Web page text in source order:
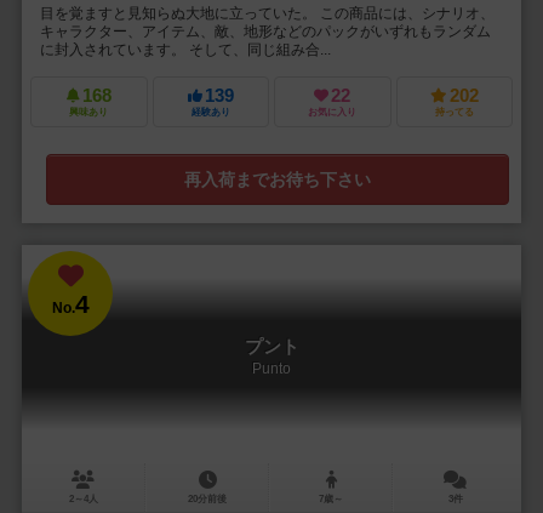
目を覚ますと見知らぬ大地に立っていた。 この商品には、シナリオ、
キャラクター、アイテム、敵、地形などのパックがいずれもランダム
に封入されています。 そして、同じ組み合...
168
興味あり
139
経験あり
22
お気に入り
202
持ってる
再入荷までお待ち下さい
No.4
プント
Punto
2～4人 20分前後 7歳～ 3件